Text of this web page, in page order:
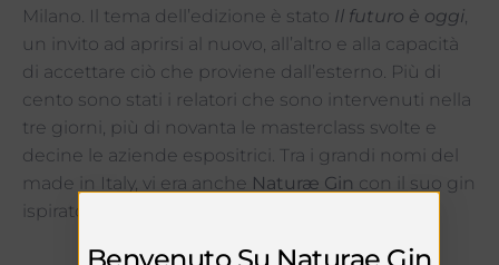
Milano. Il tema dell’edizione è stato Il futuro è oggi
un invito ad aprirsi al nuovo, all’altro e alla capacità
di accettare ciò che proviene dall’esterno. Più di
cento sono stati i relatori che sono intervenuti nella
tre giorni, più di novanta le masterclass svolte e
decine le aziende espositrici. Tra i grandi nomi del
made in Italy, vi era anche Naturæ Gin con il suo gin
ispirato alla natura, Fructetum.